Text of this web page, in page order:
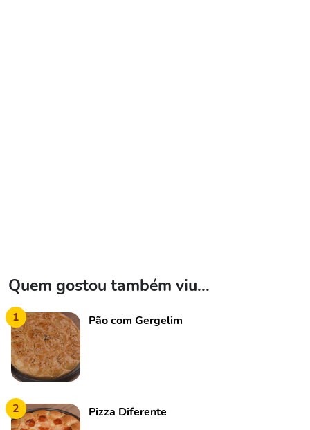
Quem gostou também viu...
1 Pão com Gergelim
2 Pizza Diferente